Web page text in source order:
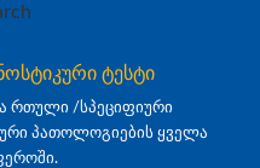
ტესტი
რთული /სპეციფიური
პათოლოგიების ყველა